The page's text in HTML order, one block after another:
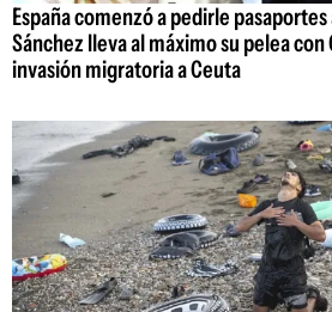
España comenzó a pedirle
Sánchez lleva al máximo su pelea
invasión migratoria a Ceuta